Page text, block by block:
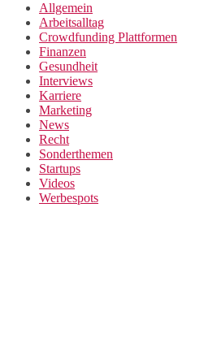
Allgemein
Arbeitsalltag
Crowdfunding Plattformen
Finanzen
Gesundheit
Interviews
Karriere
Marketing
News
Recht
Sonderthemen
Startups
Videos
Werbespots